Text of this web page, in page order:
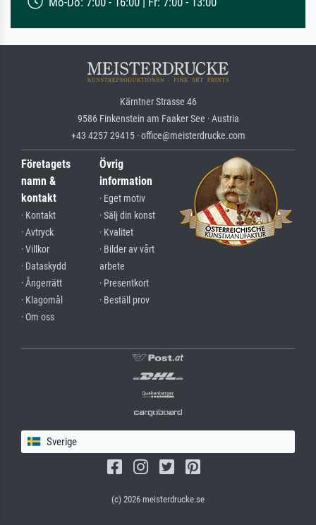
Kärntner Strasse 46
9586 Finkenstein am Faaker See · Austria
+43 4257 29415 · office@meisterdrucke.com
Företagets
namn &
kontakt
· Kontakt
· Avtryck
· Villkor
· Dataskydd
· Ångerrätt
· Klagomål
· Om oss
Övrig
information
· Eget motiv
· Sälj din konst
· Kvalitet
· Bilder av vårt
arbete
· Presentkort
· Beställ prov
Sverige
(c) 2026 meisterdrucke.se